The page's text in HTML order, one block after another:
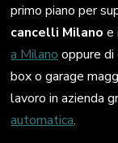
primo piano per
cancelli Milano e
a Milano oppure
box o garage
lavoro in azienda
automatica.